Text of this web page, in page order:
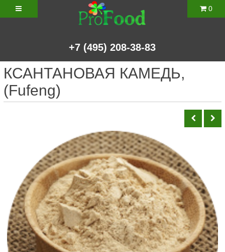
+7 (495) 208-38-83
0
КСАНТАНОВАЯ КАМЕДЬ,
(Fufeng)